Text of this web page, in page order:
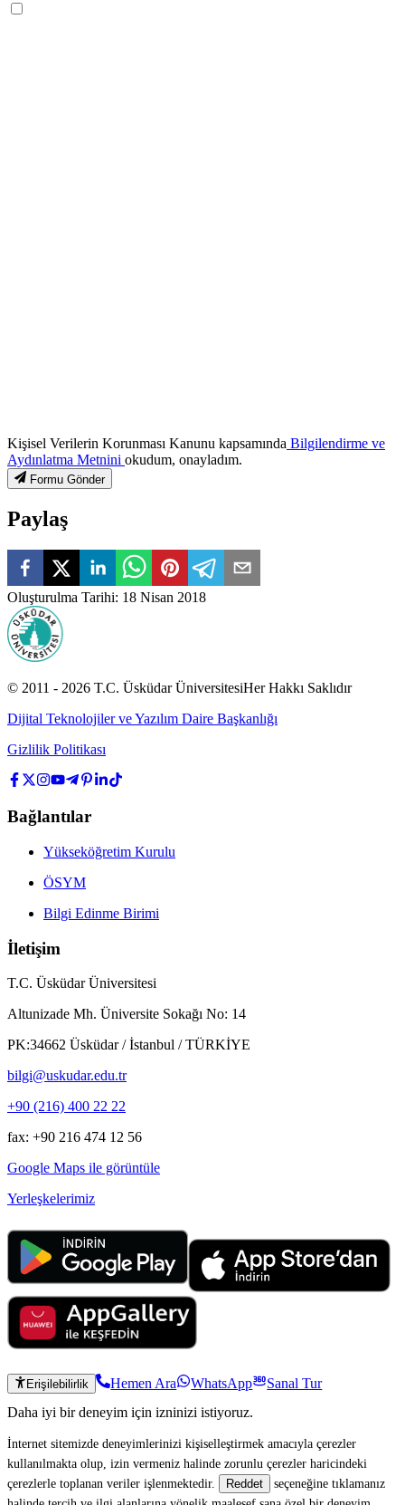
Kişisel Verilerin Korunması Kanunu kapsamında Bilgilendirme ve
Aydınlatma Metnini okudum, onayladım.
Formu Gönder
Paylaş
Oluşturulma Tarihi: 18 Nisan 2018
© 2011 - 2026 T.C. Üsküdar ÜniversitesiHer Hakkı Saklıdır
Dijital Teknolojiler ve Yazılım Daire Başkanlığı
Gizlilik Politikası
Bağlantılar
Yükseköğretim Kurulu
ÖSYM
Bilgi Edinme Birimi
İletişim
T.C. Üsküdar Üniversitesi
Altunizade Mh. Üniversite Sokağı No: 14
PK:34662 Üsküdar / İstanbul / TÜRKİYE
bilgi@uskudar.edu.tr
+90 (216) 400 22 22
fax: +90 216 474 12 56
Google Maps ile görüntüle
Yerleşkelerimiz
Erişilebilirlik Hemen Ara WhatsApp
Sanal Tur
Daha iyi bir deneyim için izninizi istiyoruz.
İnternet sitemizde deneyimlerinizi kişiselleştirmek amacıyla çerezler
kullanılmakta olup, izin vermeniz halinde zorunlu çerezler haricindeki
çerezlerle toplanan veriler işlenmektedir.
Reddet
seçeneğine tıklamanız